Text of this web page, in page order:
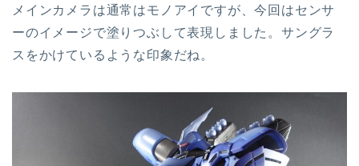
メインカメラは通常はモノアイですが、今回はセンサ
ーのイメージで塗りつぶして表現しました。サングラ
スをかけているような印象だね。